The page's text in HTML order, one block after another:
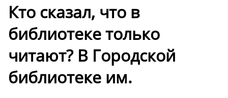
Кто сказал, что в
библиотеке только
читают? В Городской
библиотеке им.